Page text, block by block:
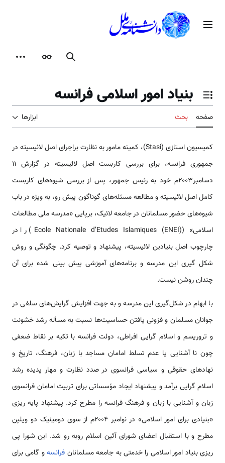
محتوامنوی اصلی
جستجوظاهر
تغییر وضعیت فهرست محتویات
بنیاد امور اسلامی فرانسه
صفحه بحث ابزارها
کمیسیون استازی (Stasi)، کمیته مامور به نظارت براجرای اصل لائیسیته در
جمهوری فرانسه، برای بررسی کاربست اصل لائیسیته در گزارش ۱۱
دسامبر۲۰۰۳م خود به رئیس جمهور، پس از بررسی شیوه‌های کاربست
کامل اصل لائیسیته و مطالعه مسئله‌های گوناگون پیش رو، به ویژه در باب
شیوه‌های حضور مسلمانان در جامعه لائیک، برپایی «مدرسه ملی مطالعات
اسلامی» (École Nationale d’Etudes Islamiques (ENEI)) را در
چارچوب اصل بنیادین لائیسیته، پیشنهاد و توصیه کرد. چگونگی و روش
شکل گیری این مدرسه و برنامه‌های آموزشی پیش بینی شده برای آن
چندان روشن نیست.
با ابهام در شکل‌گیری این مدرسه و به جهت افزایش گرایش‌های سلفی در
جوانان مسلمان و فزونی یافتن حساسیت‌ها نسبت به مسأله رشد خشونت
و تروریسم و اسلام گرایی افراطی، دولت فرانسه با تکیه بر نقاط ضعفی
چون نا آشنایی یا عدم تسلط امامان مساجد با زبان، فرهنگ، تاریخ و
نهادهای حقوقی و سیاسی فرانسوی در صدد نظارت و مهار پدیده رشد
اسلام گرایی برآمد و پیشنهاد ایجاد مؤسساتی برای تربیت امامان فرانسوی
زبان و آشنایی با زبان و فرهنگ فرانسه را مطرح کرد. پیشنهاد پایه ریزی
«بنیادی برای امور اسلامی» در نوامبر ۲۰۰۴م از سوی دومینیک دو ویلپن
مطرح و با استقبال اعضای شورای آئین اسلام روبه رو شد. این شورا پی
ریزی بنیاد امور اسلامی را خدمتی به جامعه مسلمانان فرانسهو گامی برای